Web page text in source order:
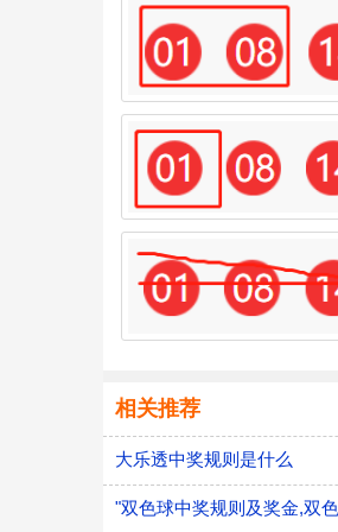
相关推荐
大乐透中奖规则是什么
"双色球中奖规则及奖金,双